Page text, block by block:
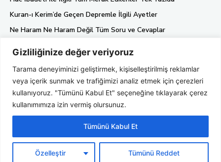
Gizliliğinize değer veriyoruz
Tarama deneyiminizi geliştirmek, kişiselleştirilmiş reklamlar
veya içerik sunmak ve trafiğimizi analiz etmek için çerezleri
kullanıyoruz. "Tümünü Kabul Et" seçeneğine tıklayarak çerez
kullanımımıza izin vermiş olursunuz.
Özelleştir Tümünü Reddet
Tümünü Kabul Et
Kuran-ı Kerim’de Geçen Depremle İlgili Ayetler
Ne Haram Ne Haram Değil Tüm Soru ve Cevaplar
Gizlilik Politikası
Hakkımızda